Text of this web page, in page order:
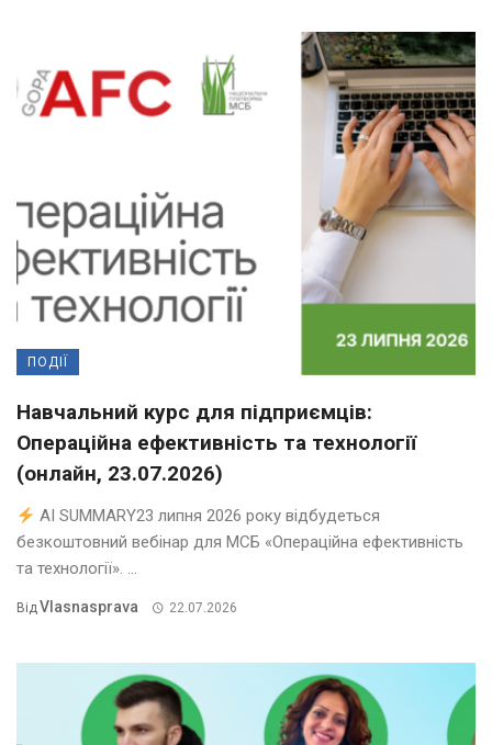
ПОДІЇ
Навчальний курс для підприємців:
Операційна ефективність та технології
(онлайн, 23.07.2026)
AI SUMMARY23 липня 2026 року відбудеться
безкоштовний вебінар для МСБ «Операційна ефективність
та технології». ...
ВідVlasnasprava 22.07.2026